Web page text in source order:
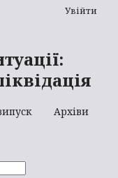
Архіви
Увійти